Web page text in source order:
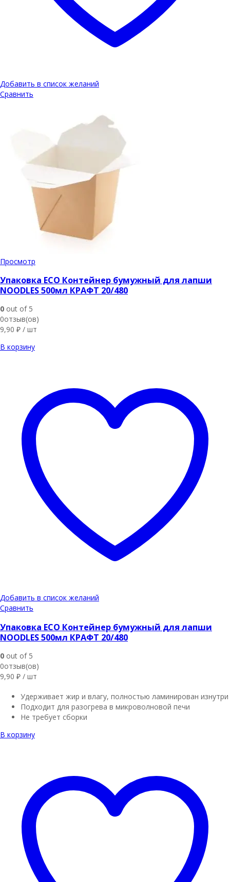
Добавить в список желаний
Сравнить
Просмотр
Упаковка ECO Контейнер бумужный для лапши
NOODLES 500мл КРАФТ 20/480
0 out of 5
0отзыв(ов)
9,90 ₽ / шт
В корзину
Добавить в список желаний
Сравнить
Упаковка ECO Контейнер бумужный для лапши
NOODLES 500мл КРАФТ 20/480
0 out of 5
0отзыв(ов)
9,90 ₽ / шт
Удерживает жир и влагу, полностью ламинирован изнутри
Подходит для разогрева в микроволновой печи
Не требует сборки
В корзину